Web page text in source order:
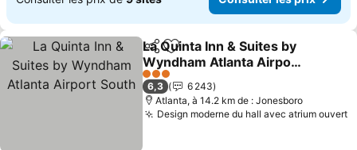
PartagerAjouter à mes favoris
La Quinta Inn & Suites by
Wyndham Atlanta Airport
South
3 Étoiles
6,3
6 243
Atlanta, à 14.2 km de : Jonesboro
Design moderne du hall avec atrium ouvert